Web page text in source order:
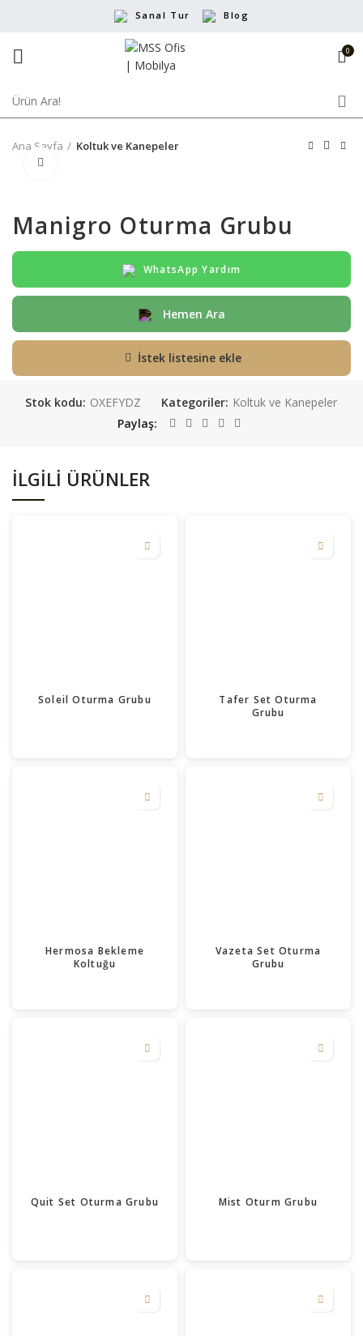
Sanal Tur Blog
0
Ana Sayfa
Koltuk ve Kanepeler
Manigro Oturma Grubu
WhatsApp Yardım
Hemen Ara
İstek listesine ekle
Stok kodu: OXEFYDZ Kategoriler: Koltuk ve Kanepeler
Paylaş
İLGILI ÜRÜNLER
Soleil Oturma Grubu
Tafer Set Oturma
Grubu
Hermosa Bekleme
Koltuğu
Vazeta Set Oturma
Grubu
Quit Set Oturma Grubu Mist Oturm Grubu